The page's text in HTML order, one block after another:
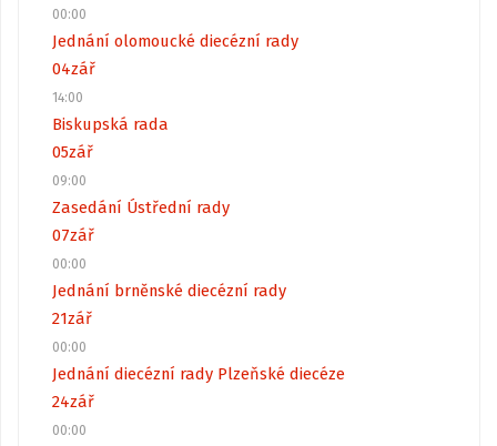
00:00
Jednání olomoucké diecézní rady
04zář
14:00
Biskupská rada
05zář
09:00
Zasedání Ústřední rady
07zář
00:00
Jednání brněnské diecézní rady
21zář
00:00
Jednání diecézní rady Plzeňské diecéze
24zář
00:00